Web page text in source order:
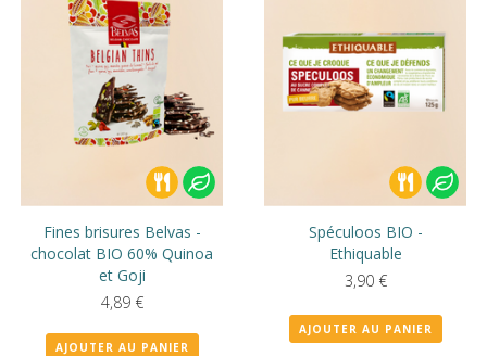
Fines brisures Belvas -
chocolat BIO 60% Quinoa
et Goji
4,89 €
AJOUTER AU PANIER
Spéculoos BIO -
Ethiquable
3,90 €
AJOUTER AU PANIER